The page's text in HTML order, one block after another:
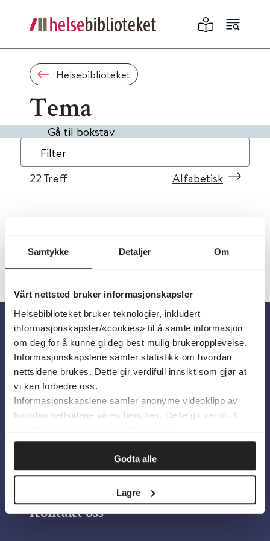
Samtykke Detaljer Om
Vårt nettsted bruker informasjonskapsler
Helsebiblioteket bruker teknologier, inkludert
informasjonskapsler/«cookies» til å samle informasjon
om deg for å kunne gi deg best mulig brukeropplevelse.
Informasjonskapslene samler statistikk om hvordan
nettsidene brukes. Dette gir verdifull innsikt som gjør at
vi kan forbedre oss.
Informasjonskapslene samler anonyme videoklipp av
hvordan nettsidene våres benyttes. Dette gir verdifull
innsikt som gjør at vi kan forbedre oss.
Godta alle
Lagre
Helsebiblioteket
Tema
Gå til bokstav
Filter
22 Treff Alfabetisk
« 1 »
Om oss
Om Helsebiblioteket
Personvern og informasjonskapsler
Tilgjengelighetserklæring
Information in English
Bilder fra Colourbox.com
Kontakt oss